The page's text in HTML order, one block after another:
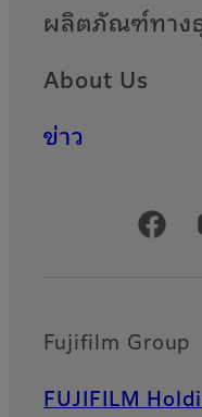
ผลิตภัณฑ์ทาง
About Us
ข่าว
Official Social
Fujifilm Group
FUJIFILM